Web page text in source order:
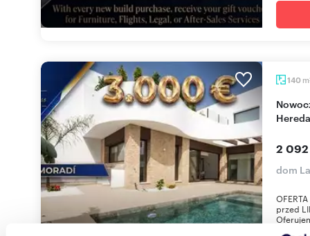
140 m
Nowoczesne wille z basenem 140 m² w Las
2 092
dom
przed